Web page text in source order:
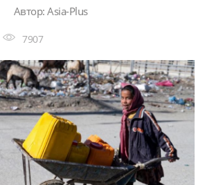
Автор: Asia-Plus
7907